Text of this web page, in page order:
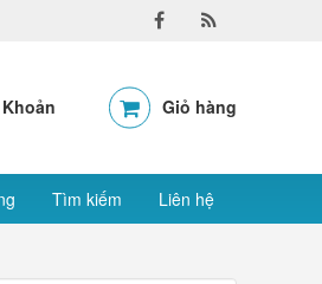
Giỏ hàng
Tìm kiếm Liên hệ